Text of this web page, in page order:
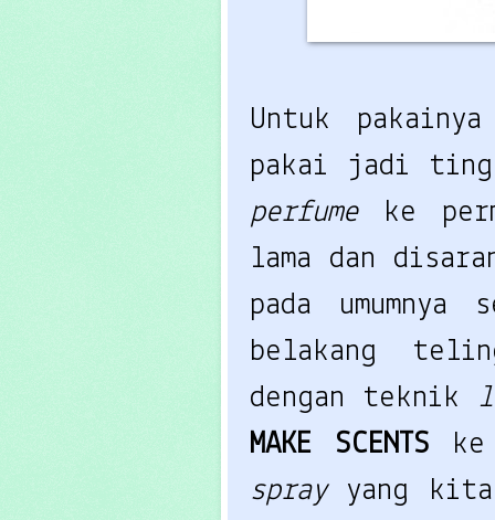
Untuk
pakai jadi
perfume
ke
lama dan
pada
belakang
dengan teknik
MAKE SCENTS
spray yang